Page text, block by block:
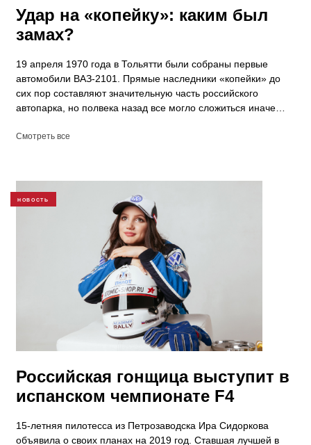
Удар на «копейку»: каким был
замах?
19 апреля 1970 года в Тольятти были собраны первые
автомобили ВАЗ-2101. Прямые наследники «копейки» до
сих пор составляют значительную часть российского
автопарка, но полвека назад все могло сложиться иначе…
Смотреть все
НОВОСТЬ
Российская гонщица выступит в
испанском чемпионате F4
15-летняя пилотесса из Петрозаводска Ира Сидоркова
объявила о своих планах на 2019 год. Ставшая лучшей в